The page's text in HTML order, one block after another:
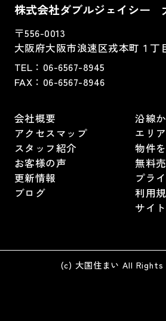
株式会社ダブルジェイシー
〒556-0013
大阪府大阪市浪速区戎本町１丁
TEL： 06-6567-8945
FAX：06-6567-8946
会社概要
アクセスマップ
スタッフ紹介
お客様の声
更新情報
ブログ
沿線
エリ
物件
無料
プラ
利用
サイ
(c) 大国住まい All Rights